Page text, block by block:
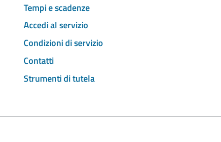
Tempi e scadenze
Accedi al servizio
Condizioni di servizio
Contatti
Strumenti di tutela